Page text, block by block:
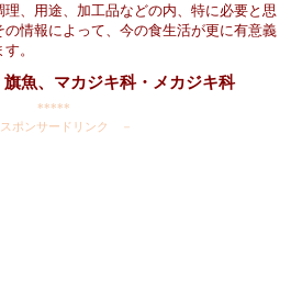
理、用途、加工品などの内、特に必要と思
情報によって、今の食生活が更に有意義
。
旗魚、マカジキ科・メカジキ科
*****
ポンサードリンク －